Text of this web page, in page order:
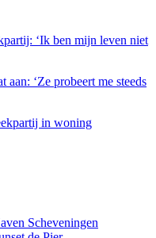
‘Ik ben mijn leven niet
‘Ze probeert me steeds
in woning